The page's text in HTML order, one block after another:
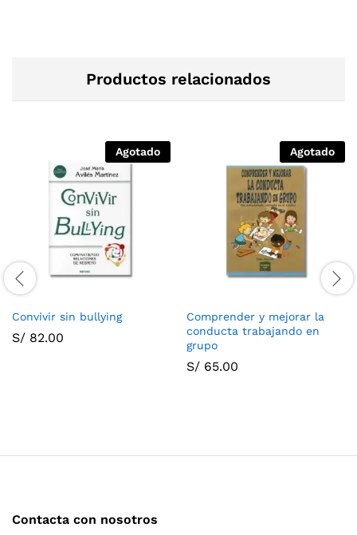
Productos relacionados
Agotado
Convivir sin bullying
S/ 82.00
Agotado
Comprender y mejorar la
conducta trabajando en
grupo
S/ 65.00
Contacta con nosotros